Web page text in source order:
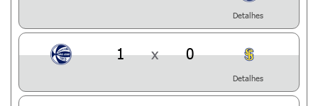
Detalhes
1 x 0
Detalhes